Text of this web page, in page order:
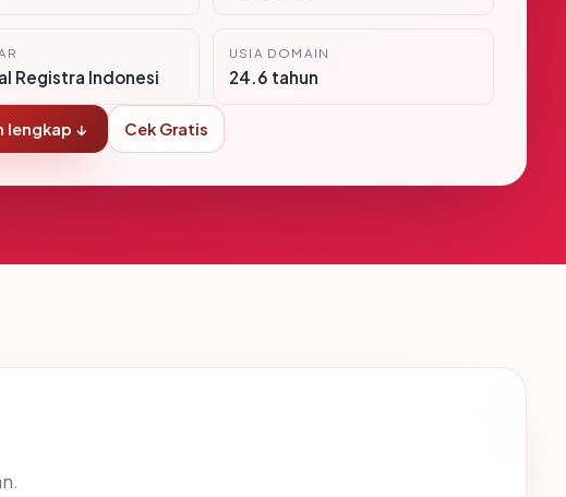
Registra Indonesi
USIA DOMAIN
24.6 tahun
lengkap ↓ Cek Gratis